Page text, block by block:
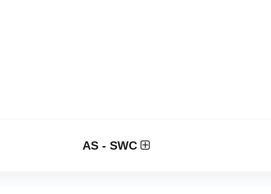
AS - SWC